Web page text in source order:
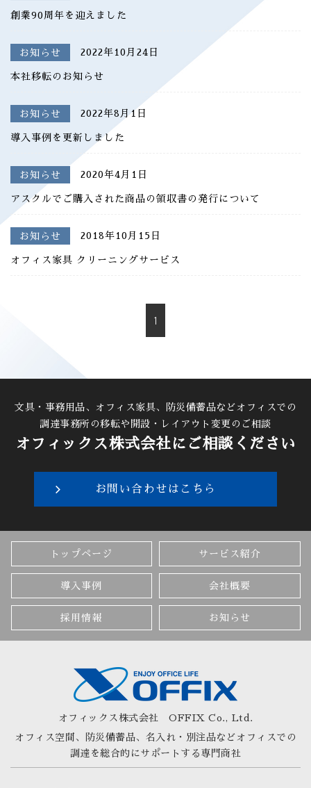
創業90周年を迎えました
お知らせ 2022年10月24日
本社移転のお知らせ
お知らせ 2022年8月1日
導入事例を更新しました
お知らせ 2020年4月1日
アスクルでご購入された商品の領収書の発行について
お知らせ 2018年10月15日
オフィス家具 クリーニングサービス
1
文具・事務用品、オフィス家具、防災備蓄品などオフィスでの
調達事務所の移転や開設・レイアウト変更のご相談
オフィックス株式会社にご相談ください
お問い合わせはこちら
トップページ サービス紹介
導入事例 会社概要
採用情報 お知らせ
オフィックス株式会社 OFFIX Co., Ltd.
オフィス空間、防災備蓄品、名入れ・別注品など オフィスでの
調達を総合的にサポートする専門商社